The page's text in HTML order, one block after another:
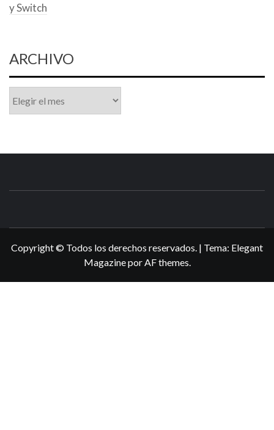
y Switch
ARCHIVO
Copyright © Todos los derechos reservados. | Tema: Elegant
MagazineporAF themes.